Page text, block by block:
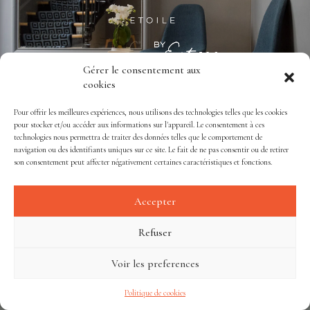
Gérer le consentement aux
cookies
Pour offrir les meilleures expériences, nous utilisons des technologies telles que les cookies
pour stocker et/ou accéder aux informations sur l'appareil. Le consentement à ces
technologies nous permettra de traiter des données telles que le comportement de
navigation ou des identifiants uniques sur ce site. Le fait de ne pas consentir ou de retirer
son consentement peut affecter négativement certaines caractéristiques et fonctions.
Accepter
Refuser
Voir les preferences
Politique de cookies